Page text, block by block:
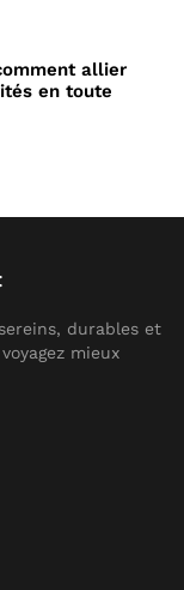
allier
en toute
durables et
mieux